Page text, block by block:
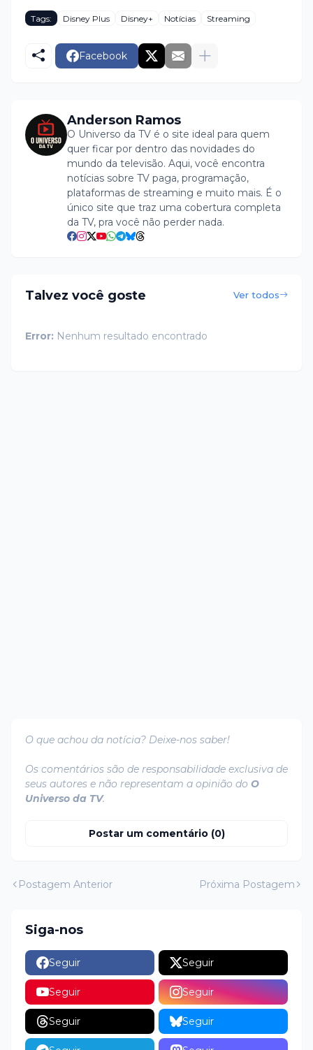
Tags: Disney Plus Disney+ Notícias Streaming
Facebook
Anderson Ramos
O Universo da TV é o site ideal para quem
quer ficar por dentro das novidades do
mundo da televisão. Aqui, você encontra
notícias sobre TV paga, programação,
plataformas de streaming e muito mais. É o
único site que traz uma cobertura completa
da TV, pra você não perder nada.
Talvez você goste Ver todos
Error: Nenhum resultado encontrado
O que achou da notícia? Deixe-nos saber!
Os comentários são de responsabilidade exclusiva de
seus autores e não representam a opinião do O
Universo da TV.
Postar um comentário (0)
Postagem Anterior Próxima Postagem
Siga-nos
Seguir Seguir
Seguir Seguir
Seguir Seguir